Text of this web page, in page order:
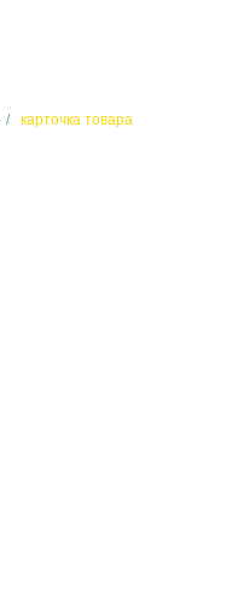
/ карточка товара